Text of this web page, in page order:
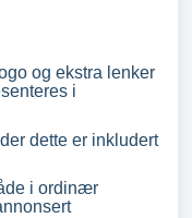
og ekstra lenker
i
dette er inkludert
i ordinær